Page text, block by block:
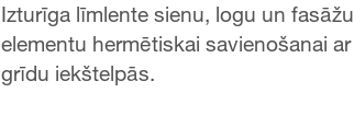
Izturīga līmlente sienu, logu un fasāžu
elementu hermētiskai savienošanai ar
grīdu iekštelpās.